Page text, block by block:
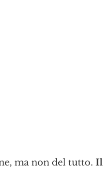
ma non del tutto. Il